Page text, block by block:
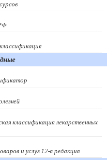
классификация лекарственных
и услуг 12-я редакция